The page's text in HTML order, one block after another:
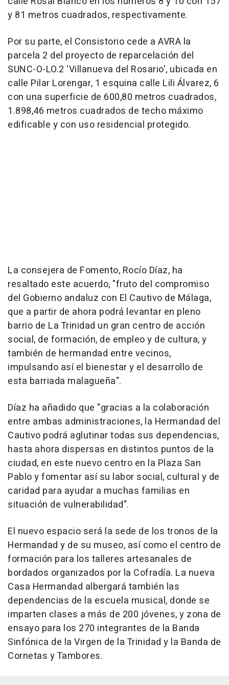
y 81 metros cuadrados, respectivamente.
Por su parte, el Consistorio cede a AVRA la
parcela 2 del proyecto de reparcelación del
SUNC-O-LO.2 'Villanueva del Rosario', ubicada en
calle Pilar Lorengar, 1 esquina calle Lili Álvarez, 6
con una superficie de 600,80 metros cuadrados,
1.898,46 metros cuadrados de techo máximo
edificable y con uso residencial protegido.
La consejera de Fomento, Rocío Díaz, ha
resaltado este acuerdo, "fruto del compromiso
del Gobierno andaluz con El Cautivo de Málaga,
que a partir de ahora podrá levantar en pleno
barrio de La Trinidad un gran centro de acción
social, de formación, de empleo y de cultura, y
también de hermandad entre vecinos,
impulsando así el bienestar y el desarrollo de
esta barriada malagueña".
Díaz ha añadido que "gracias a la colaboración
entre ambas administraciones, la Hermandad del
Cautivo podrá aglutinar todas sus dependencias,
hasta ahora dispersas en distintos puntos de la
ciudad, en este nuevo centro en la Plaza San
Pablo y fomentar así su labor social, cultural y de
caridad para ayudar a muchas familias en
situación de vulnerabilidad".
El nuevo espacio será la sede de los tronos de la
Hermandad y de su museo, así como el centro de
formación para los talleres artesanales de
bordados organizados por la Cofradía. La nueva
Casa Hermandad albergará también las
dependencias de la escuela musical, donde se
imparten clases a más de 200 jóvenes, y zona de
ensayo para los 270 integrantes de la Banda
Sinfónica de la Virgen de la Trinidad y la Banda de
Cornetas y Tambores.